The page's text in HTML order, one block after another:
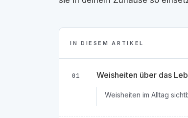
IN DIESEM ARTIKEL
01 Weisheiten über das
Weisheiten im Alltag